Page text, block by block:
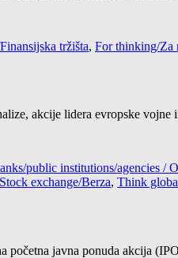
tržišta, For thinking/Za
akcije lidera evropske
public institutions/agencies /
Stock exchange/Berza, Think
javna ponuda akcija